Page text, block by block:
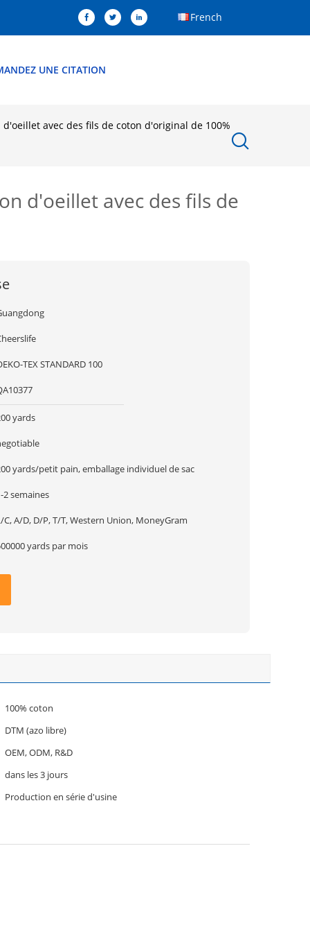
French
UNE CITATION
avec des fils de coton d'original de 100%
d'oeillet avec des fils de
TEX STANDARD 100
yards
yards/petit pain, emballage individuel de sac
2 semaines
C, A/D, D/P, T/T, Western Union, MoneyGram
yards par mois
100% coton
DTM (azo libre)
OEM, ODM, R&D
dans les 3 jours
Production en série d'usine